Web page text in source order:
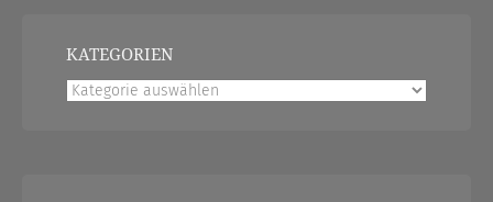
KATEGORIEN
Kategorien